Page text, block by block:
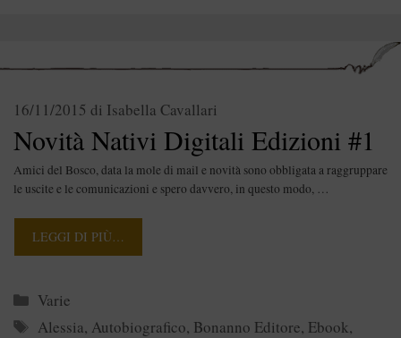
Novità Nativi Digitali Edizioni #1
16/11/2015 di Isabella Cavallari
Amici del Bosco, data la mole di mail e novità sono obbligata a raggruppare
le uscite e le comunicazioni e spero davvero, in questo modo, …
LEGGI DI PIÙ…
Categorie
Varie
Tag
Alessia, Autobiografico, Bonanno Editore, Ebook,